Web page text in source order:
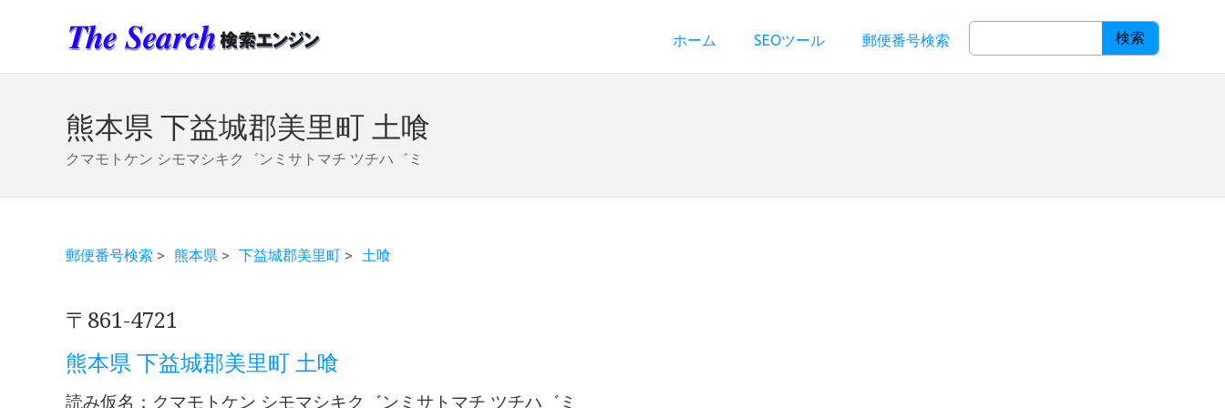
ホーム SEOツール 郵便番号検索 検索
熊本県 下益城郡美里町 土喰
クマモトケン シモマシキク゛ンミサトマチ ツチハ゛ミ
郵便番号検索 > 熊本県 > 下益城郡美里町 > 土喰
〒861-4721
熊本県 下益城郡美里町 土喰
読み仮名：クマモトケン シモマシキク゛ンミサトマチ ツチハ゛ミ